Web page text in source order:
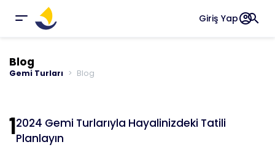
Giriş Yapaccount_circlesearch
Blog
Gemi Turları Blog
12024 Gemi Turlarıyla Hayalinizdeki Tatili
Planlayın